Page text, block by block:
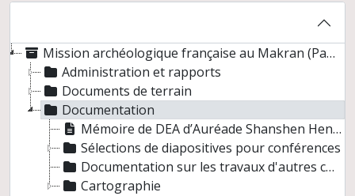
Mission archéologique française au Makran (Pakistan)
Administration et rapports
Documents de terrain
Documentation
Mémoire de DEA d’Auréade Shanshen Henry
Sélections de diapositives pour conférences
Documentation sur les travaux d'autres chercheurs
Cartographie